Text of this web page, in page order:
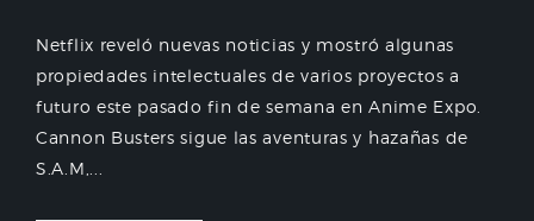
Netflix reveló nuevas noticias y mostró algunas
propiedades intelectuales de varios proyectos a
futuro este pasado fin de semana en Anime Expo.
Cannon Busters sigue las aventuras y hazañas de
S.A.M,...